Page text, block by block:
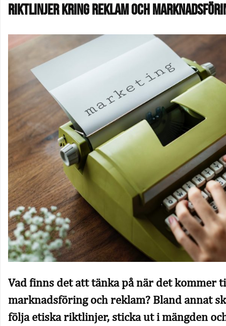
Riktlinjer kring reklam och
Vad finns det att tänka på när det kommer
marknadsföring och reklam? Bland annat
följa etiska riktlinjer, sticka ut i mängden